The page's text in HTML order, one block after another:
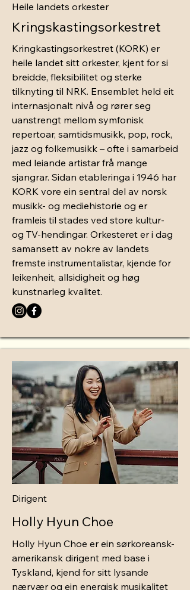
Heile landets orkester
Kringskastingsorkestret
Kringkastingsorkestret (KORK) er
heile landet sitt orkester, kjent for si
breidde, fleksibilitet og sterke
tilknyting til NRK. Ensemblet held eit
internasjonalt nivå og rører seg
uanstrengt mellom symfonisk
repertoar, samtidsmusikk, pop, rock,
jazz og folkemusikk – ofte i samarbeid
med leiande artistar frå mange
sjangrar. Sidan etableringa i 1946 har
KORK vore ein sentral del av norsk
musikk- og mediehistorie og er
framleis til stades ved store kultur-
og TV-hendingar. Orkesteret er i dag
samansett av nokre av landets
fremste instrumentalistar, kjende for
leikenheit, allsidigheit og høg
kunstnarleg kvalitet.
Dirigent
Holly Hyun Choe
Holly Hyun Choe er ein sørkoreansk-
amerikansk dirigent med base i
Tyskland, kjend for sitt lysande
nærvær og ein energisk musikalitet